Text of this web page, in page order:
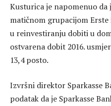
Kusturica je napomenuo da
matičnom grupacijom Erste
u reinvestiranju dobiti u
ostvarena dobit 2016.
13,4 posto.
Izvršni direktor Sparkasse
podatak da je Sparkasse